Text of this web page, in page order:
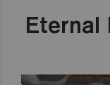
Eternal